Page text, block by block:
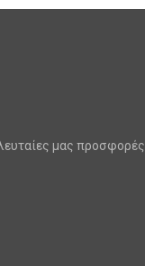
μας προσφορές.